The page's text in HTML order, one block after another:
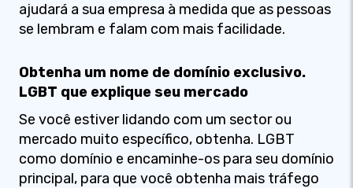
ajudará a sua empresa à medida que as pessoas
se lembram e falam com mais facilidade.
Obtenha um nome de domínio exclusivo.
LGBT que explique seu mercado
Se você estiver lidando com um sector ou
mercado muito específico, obtenha. LGBT
como domínio e encaminhe-os para seu domínio
principal, para que você obtenha mais tráfego